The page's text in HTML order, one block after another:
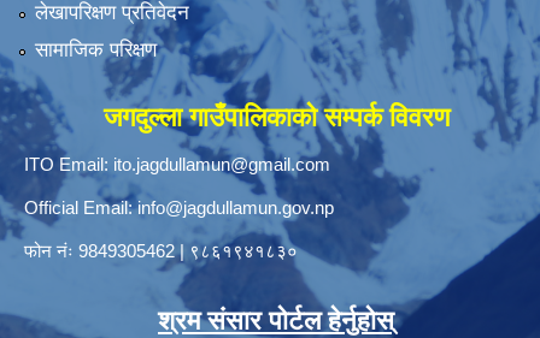
लेखापरिक्षण प्रतिवेदन
सामाजिक परिक्षण
जगदुल्ला गाउँपालिकाको सम्पर्क विवरण
ITO Email: ito.jagdullamun@gmail.com
Official Email:info@jagdullamun.gov.np
फोन नंः 9849305462| ९८६१९४१८३०
श्रम संसार पोर्टल हेर्नुहोस्